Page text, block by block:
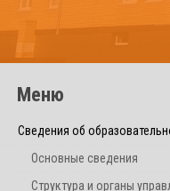
Меню
Сведения об
Основные сведения
Структура и органы